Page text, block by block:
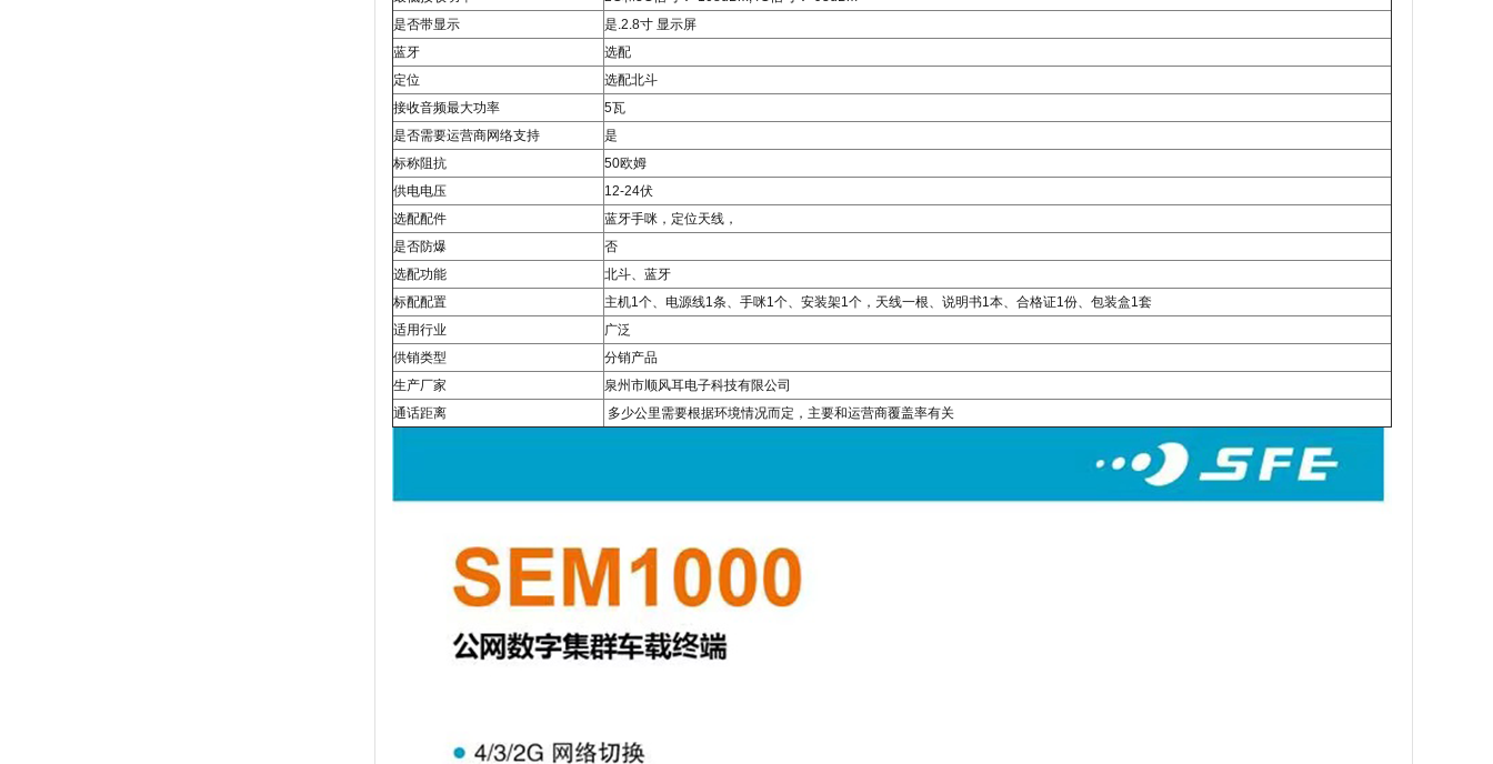
是否带显示
是.2.8寸 显示屏
蓝牙
选配
定位
选配北斗
接收音频最大功率
5瓦
是否需要运营商网络支持
是
标称阻抗
50欧姆
供电电压
12-24伏
选配配件
蓝牙手咪，定位天线，
是否防爆
否
选配功能
北斗、蓝牙
标配配置
主机1个、电源线1条、手咪1个、安装架1个，天线一根、说明书1本、合格证1份、包装盒1套
适用行业
广泛
供销类型
分销产品
生产厂家
泉州市顺风耳电子科技有限公司
通话距离
多少公里需要根据环境情况而定，主要和运营商覆盖率有关